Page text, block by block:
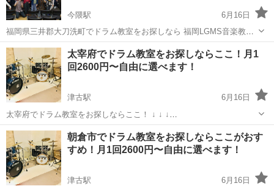
今隈駅
6月16日
福岡県三井郡大刀洗町でドラム教室をお探しなら 福岡LGMS音楽教室
がおすすめです。 大刀洗町にお住いの方はもちろん、久留米市、小郡
市、鳥栖市、朝倉市、甘木市などの方面からも通いやすい場所にあり
ます。 楽器も持っ...
福岡 三井郡 今隈駅 ドラム DTM
太宰府でドラム教室をお探しならここ！月1
回2600円〜自由に選べます！
津古駅
6月16日
太宰府でドラム教室をお探しならここ！ ↓ ↓ ↓
https://lightmusicschool.jp/drum/ あなたも、音楽を楽しみながらレベ
ルアップを実感！！ ドラムを習いたいならここ！ 初心者か...
福岡 太宰府市 津古駅 ドラム レッスン
朝倉市でドラム教室をお探しならここがおす
すめ！月1回2600円〜自由に選べます！
津古駅
6月16日